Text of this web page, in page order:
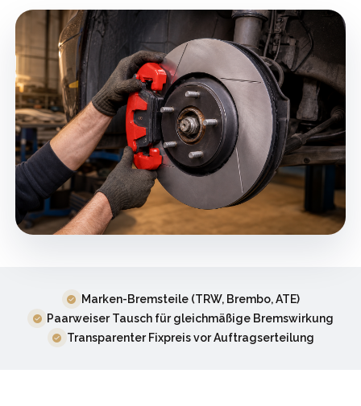
Marken-Bremsteile (TRW, Brembo, ATE)
Paarweiser Tausch für gleichmäßige Bremswirkung
Transparenter Fixpreis vor Auftragserteilung